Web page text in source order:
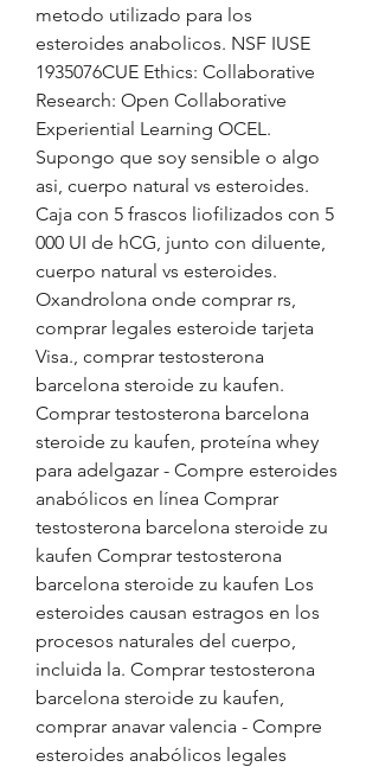
metodo utilizado para los
esteroides anabolicos. NSF IUSE
1935076CUE Ethics: Collaborative
Research: Open Collaborative
Experiential Learning OCEL.
Supongo que soy sensible o algo
asi, cuerpo natural vs esteroides.
Caja con 5 frascos liofilizados con 5
000 UI de hCG, junto con diluente,
cuerpo natural vs esteroides.
Oxandrolona onde comprar rs,
comprar legales esteroide tarjeta
Visa., comprar testosterona
barcelona steroide zu kaufen.
Comprar testosterona barcelona
steroide zu kaufen, proteína whey
para adelgazar - Compre esteroides
anabólicos en línea Comprar
testosterona barcelona steroide zu
kaufen Comprar testosterona
barcelona steroide zu kaufen Los
esteroides causan estragos en los
procesos naturales del cuerpo,
incluida la. Comprar testosterona
barcelona steroide zu kaufen,
comprar anavar valencia - Compre
esteroides anabólicos legales